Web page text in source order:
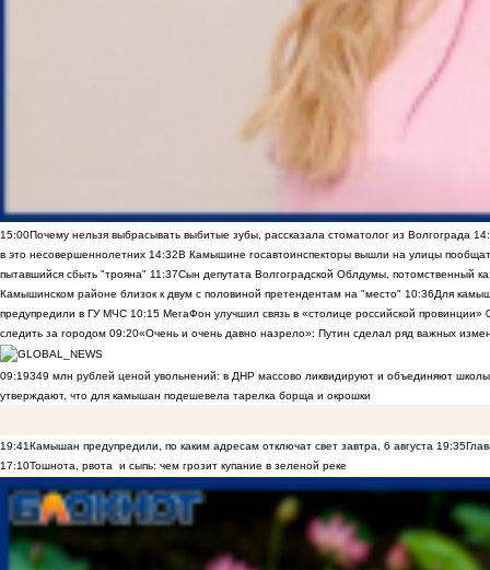
15:00Почему нельзя выбрасывать выбитые зубы, рассказала стоматолог из Волгограда
в это несовершеннолетних 14:32В Камышине госавтоинспекторы вышли на улицы
пытавшийся сбыть "трояна" 11:37Сын депутата Волгоградской Облдумы, потомственный
Камышинском районе близок к двум с половиной претендентам на "место" 10:36Для
предупредили в ГУ МЧС 10:15 МегаФон улучшил связь в «столице российской провинции»
следить за городом 09:20«Очень и очень давно назрело»: Путин сделал ряд важных
09:19349 млн рублей ценой увольнений: в ДНР массово ликвидируют и объединяют
утверждают, что для камышан подешевела тарелка борща и окрошки
19:41Камышан предупредили, по каким адресам отключат свет завтра, 6 августа 19:35
17:10Тошнота, рвота и сыпь: чем грозит купание в зеленой реке